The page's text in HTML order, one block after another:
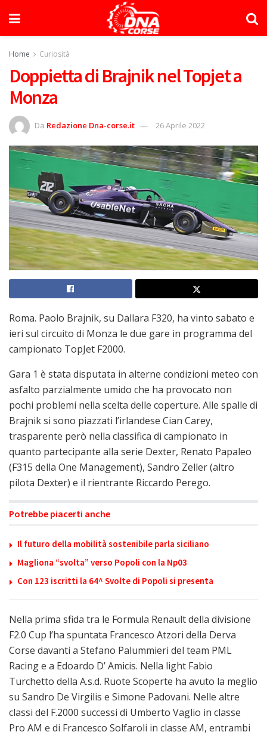
Home Curiosità
Doppietta di Brajnik nel Topjet a
Monza
Da Redazione Dna-corse.it 26 Aprile 2022
Roma. Paolo Brajnik, su Dallara F320, ha vinto sabato e
ieri sul circuito di Monza le due gare in programma del
campionato TopJet F2000.
Gara 1 è stata disputata in alterne condizioni meteo con
asfalto parzialmente umido che ha provocato non
pochi problemi nella scelta delle coperture. Alle spalle di
Brajnik si sono piazzati l’irlandese Cian Carey,
trasparente però nella classifica di campionato in
quanto partecipante alla serie Dexter, Renato Papaleo
(F315 della One Management), Sandro Zeller (altro
pilota Dexter) e il rientrante Riccardo Perego.
Potrebbe piacerti anche
Il futuro della mobilità sostenibile parla siciliano
Magliona “svolta” verso Popoli con la Np03
Con 123 iscritti la 64^ Svolte di Popoli si presenta
Nella prima sfida tra le Formula Renault della divisione
F2.0 Cup l’ha spuntata Francesco Atzori della Derva
Corse davanti a Stefano Palummieri del team PML
Racing e a Edoardo D’ Amicis. Nella light Fabio
Turchetto della A.s.d. Ruote Scoperte ha avuto la meglio
su Sandro De Virgilis e Simone Padovani. Nelle altre
classi del F.2000 successi di Umberto Vaglio in classe
Pro AM e di Francesco Solfaroli in classe AM, entrambi